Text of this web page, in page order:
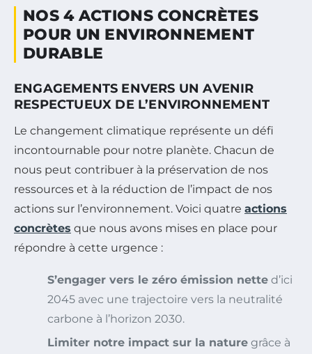
NOS 4 ACTIONS CONCRÈTES
POUR UN ENVIRONNEMENT
DURABLE
ENGAGEMENTS ENVERS UN AVENIR
RESPECTUEUX DE L’ENVIRONNEMENT
Le changement climatique représente un défi
incontournable pour notre planète. Chacun de
nous peut contribuer à la préservation de nos
ressources et à la réduction de l’impact de nos
actions sur l’environnement. Voici quatre actions
concrètes que nous avons mises en place pour
répondre à cette urgence :
S’engager vers le zéro émission nette d’ici
2045 avec une trajectoire vers la neutralité
carbone à l’horizon 2030.
Limiter notre impact sur la nature grâce à